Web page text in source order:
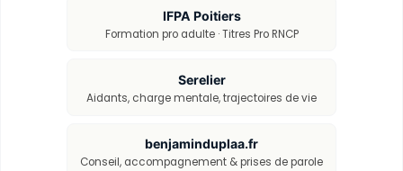
IFPA Poitiers
Formation pro adulte · Titres Pro RNCP
Serelier
Aidants, charge mentale, trajectoires de vie
benjaminduplaa.fr
Conseil, accompagnement & prises de parole